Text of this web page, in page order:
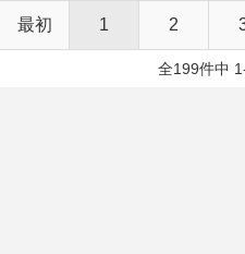
最初 1 2
全199件中